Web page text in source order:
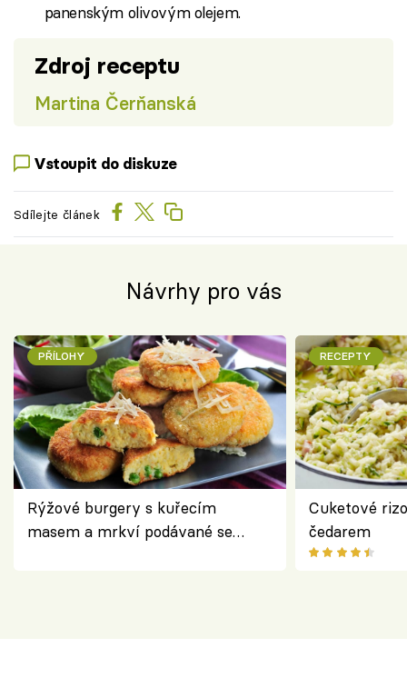
panenským olivovým olejem.
Zdroj receptu
Martina Čerňanská
Vstoupit do diskuze
Sdílejte článek
Návrhy pro vás
PŘÍLOHY
Rýžové burgery s kuřecím
masem a mrkví podávané se
RECEPTY
Cuketové
čedarem